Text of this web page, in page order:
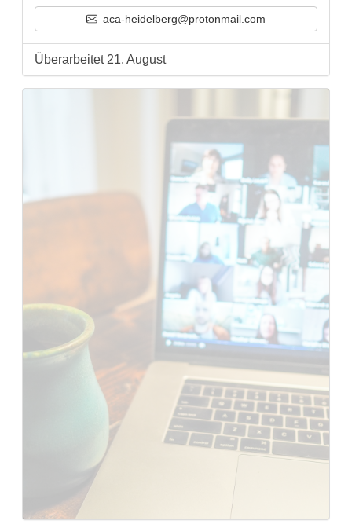
aca-heidelberg@protonmail.com
Überarbeitet 21. August